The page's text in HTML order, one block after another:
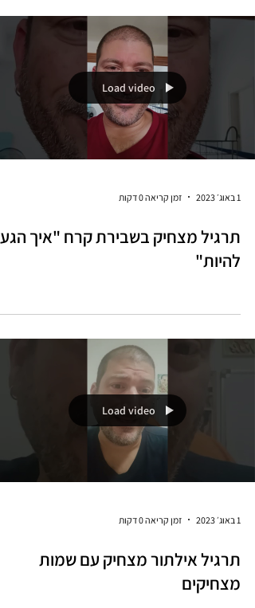
Load video
1 באוג׳ 2023 זמן קריאה 0 דקות
Load video
1 באוג׳ 2023 זמן קריאה 0 דקות